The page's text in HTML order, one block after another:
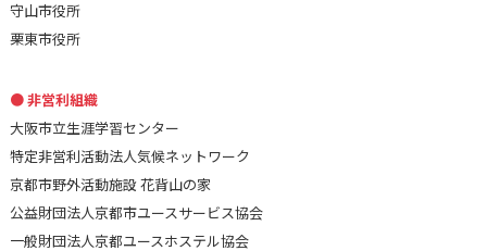
守山市役所
栗東市役所
非営利組織
大阪市立生涯学習センター
特定非営利活動法人気候ネットワーク
京都市野外活動施設 花背山の家
公益財団法人京都市ユースサービス協会
一般財団法人京都ユースホステル協会